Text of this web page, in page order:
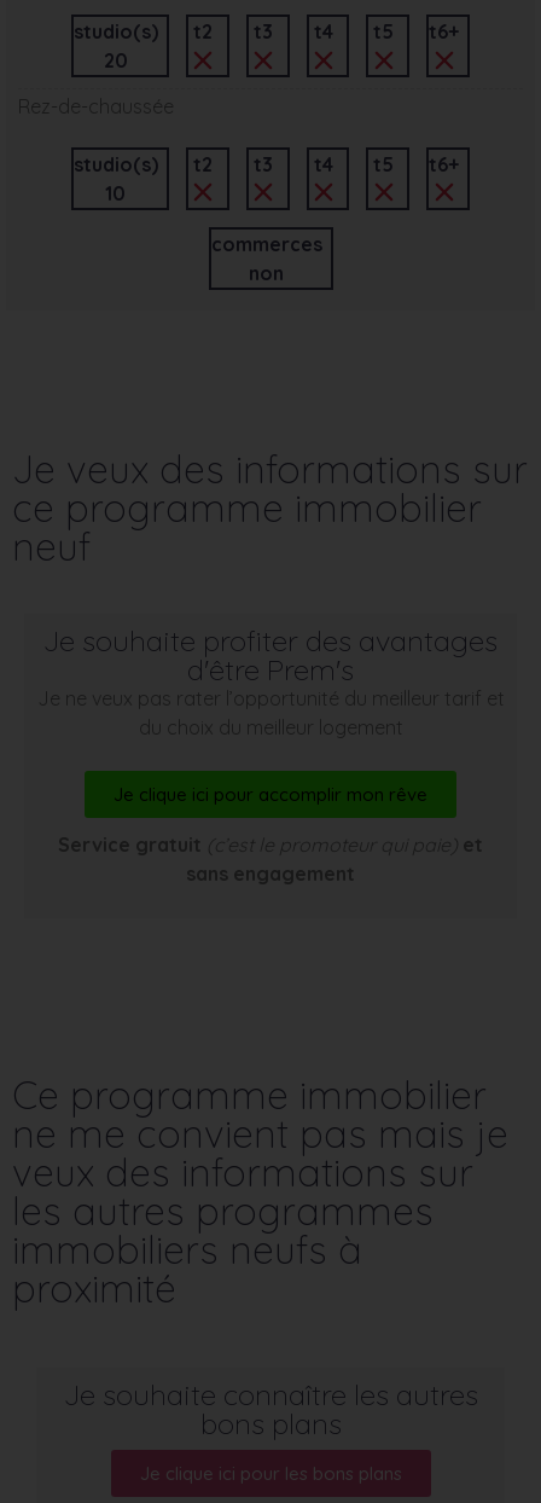
studio(s)
20
t2 t3 t4 t5 t6+
Rez-de-chaussée
studio(s)
10
t2 t3 t4 t5 t6+
commerces
non
Je veux des informations sur
ce programme immobilier
neuf
Je souhaite profiter des avantages
d'être Prem's
Je ne veux pas rater l’opportunité du meilleur tarif et
du choix du meilleur logement
Je clique ici pour accomplir mon rêve
Service gratuit (c’est le promoteur qui paie) et
sans engagement
Ce programme immobilier
ne me convient pas mais je
veux des informations sur
les autres programmes
immobiliers neufs à
proximité
Je souhaite connaître les autres
bons plans
Je clique ici pour les bons plans